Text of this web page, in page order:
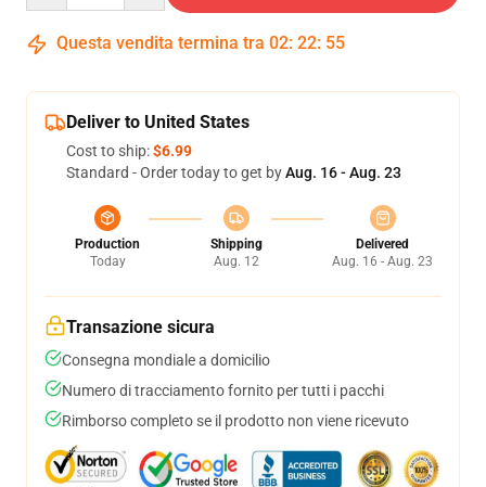
Questa vendita termina tra 02: 22: 54
Deliver to United States
Cost to ship:$6.99
Standard - Order today to get byAug. 16 - Aug. 23
Production
Today
Shipping
Aug. 12
Delivered
Aug. 16 - Aug. 23
Transazione sicura
Consegna mondiale a domicilio
Numero di tracciamento fornito per tutti i pacchi
Rimborso completo se il prodotto non viene ricevuto